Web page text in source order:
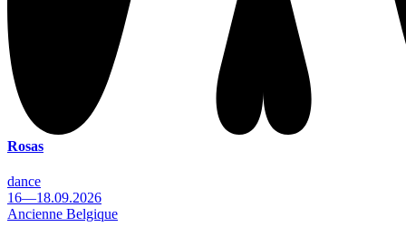
Rosas
dance
16—18.09.2026
Ancienne Belgique